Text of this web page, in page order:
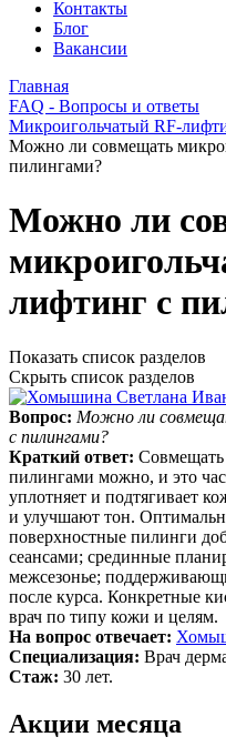
Контакты
Блог
Вакансии
Главная
FAQ - Вопросы и ответы
Микроигольчатый RF-
Можно ли совмещать
пилингами?
Можно ли
лифтинг с
Показать список разделов
Скрыть список разделов
Вопрос: Можно ли
с пилингами?
Краткий ответ: Совмещать
пилингами можно, и это
уплотняет и подтягивает
и улучшают тон.
поверхностные пилинги
сеансами; срединные
межсезонье;
после курса. Конкретные
врач по типу кожи и целям.
На вопрос отвечает:
Специализация: Врач
Стаж: 30 лет.
Акции месяца